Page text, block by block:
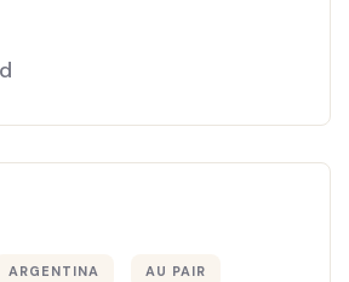
ARGENTINA AU PAIR